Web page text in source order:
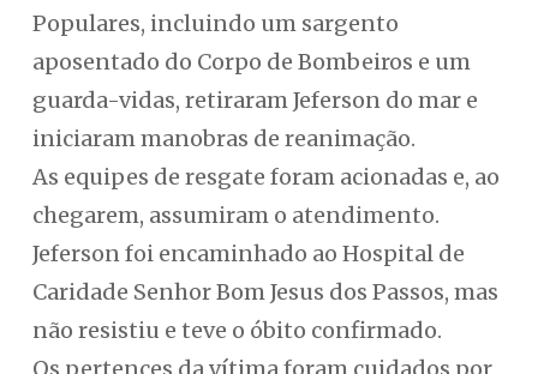
Populares, incluindo um sargento
aposentado do Corpo de Bombeiros e um
guarda-vidas, retiraram Jeferson do mar e
iniciaram manobras de reanimação.
As equipes de resgate foram acionadas e, ao
chegarem, assumiram o atendimento.
Jeferson foi encaminhado ao Hospital de
Caridade Senhor Bom Jesus dos Passos, mas
não resistiu e teve o óbito confirmado.